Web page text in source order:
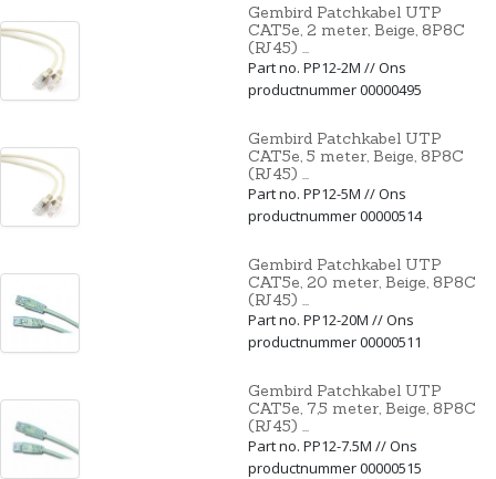
Gembird Patchkabel UTP
CAT5e, 2 meter, Beige, 8P8C
(RJ45) ...
Part no. PP12-2M // Ons
productnummer 00000495
Gembird Patchkabel UTP
CAT5e, 5 meter, Beige, 8P8C
(RJ45) ...
Part no. PP12-5M // Ons
productnummer 00000514
Gembird Patchkabel UTP
CAT5e, 20 meter, Beige, 8P8C
(RJ45) ...
Part no. PP12-20M // Ons
productnummer 00000511
Gembird Patchkabel UTP
CAT5e, 7,5 meter, Beige, 8P8C
(RJ45) ...
Part no. PP12-7.5M // Ons
productnummer 00000515